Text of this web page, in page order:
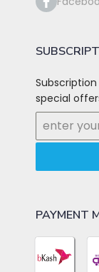
special
PAYMENT